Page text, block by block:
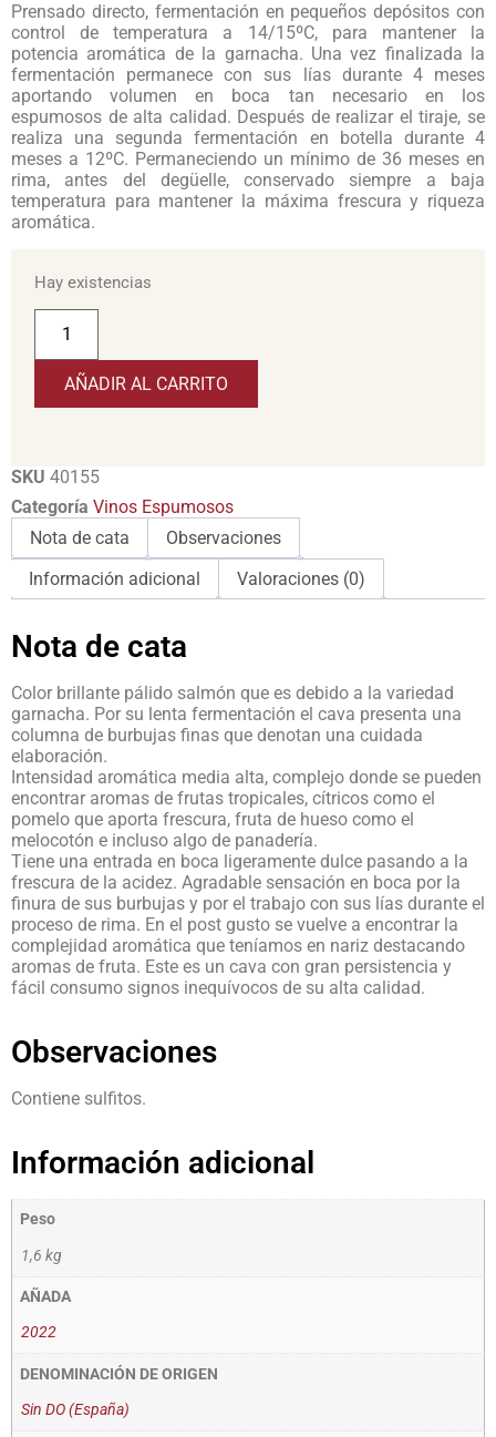
Prensado directo, fermentación en pequeños depósitos con
control de temperatura a 14/15ºC, para mantener la
potencia aromática de la garnacha. Una vez finalizada la
fermentación permanece con sus lías durante 4 meses
aportando volumen en boca tan necesario en los
espumosos de alta calidad. Después de realizar el tiraje, se
realiza una segunda fermentación en botella durante 4
meses a 12ºC. Permaneciendo un mínimo de 36 meses en
rima, antes del degüelle, conservado siempre a baja
temperatura para mantener la máxima frescura y riqueza
aromática.
Hay existencias
AÑADIR AL CARRITO
SKU 40155
Categoría Vinos Espumosos
Nota de cata
Observaciones
Información adicional
Valoraciones (0)
Nota de cata
Color brillante pálido salmón que es debido a la variedad
garnacha. Por su lenta fermentación el cava presenta una
columna de burbujas finas que denotan una cuidada
elaboración.
Intensidad aromática media alta, complejo donde se pueden
encontrar aromas de frutas tropicales, cítricos como el
pomelo que aporta frescura, fruta de hueso como el
melocotón e incluso algo de panadería.
Tiene una entrada en boca ligeramente dulce pasando a la
frescura de la acidez. Agradable sensación en boca por la
finura de sus burbujas y por el trabajo con sus lías durante el
proceso de rima. En el post gusto se vuelve a encontrar la
complejidad aromática que teníamos en nariz destacando
aromas de fruta. Este es un cava con gran persistencia y
fácil consumo signos inequívocos de su alta calidad.
Observaciones
Contiene sulfitos.
Información adicional
Peso
1,6 kg
AÑADA
2022
DENOMINACIÓN DE ORIGEN
Sin DO (España)